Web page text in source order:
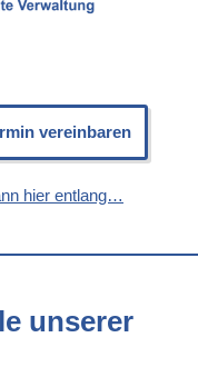
vereinbaren
hier entlang…
unserer